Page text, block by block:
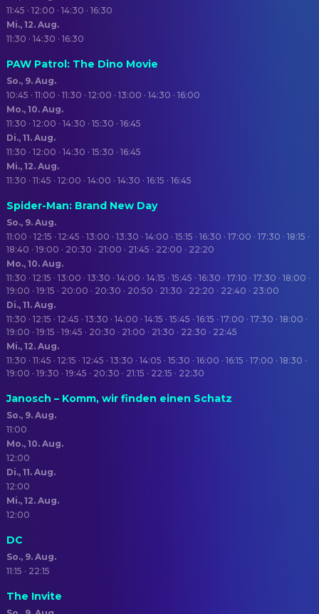
11:45 · 12:00 · 14:30 · 16:30
Mi., 12. Aug.
11:30 · 14:30 · 16:30
PAW Patrol: The Dino Movie
So., 9. Aug.
10:45 · 11:00 · 11:30 · 12:00 · 13:00 · 14:30 · 16:00
Mo., 10. Aug.
11:30 · 12:00 · 14:30 · 15:30 · 16:45
Di., 11. Aug.
11:30 · 12:00 · 14:30 · 15:30 · 16:45
Mi., 12. Aug.
11:30 · 11:45 · 12:00 · 14:00 · 14:30 · 16:15 · 16:45
Spider-Man: Brand New Day
So., 9. Aug.
11:00 · 12:15 · 12:45 · 13:00 · 13:30 · 14:00 · 15:15 · 16:30 · 17:00 · 17:30 · 18:15 ·
18:40 · 19:00 · 20:30 · 21:00 · 21:45 · 22:00 · 22:20
Mo., 10. Aug.
11:30 · 12:15 · 13:00 · 13:30 · 14:00 · 14:15 · 15:45 · 16:30 · 17:10 · 17:30 · 18:00 ·
19:00 · 19:15 · 20:00 · 20:30 · 20:50 · 21:30 · 22:20 · 22:40 · 23:00
Di., 11. Aug.
11:30 · 12:15 · 12:45 · 13:30 · 14:00 · 14:15 · 15:45 · 16:15 · 17:00 · 17:30 · 18:00 ·
19:00 · 19:15 · 19:45 · 20:30 · 21:00 · 21:30 · 22:30 · 22:45
Mi., 12. Aug.
11:30 · 11:45 · 12:15 · 12:45 · 13:30 · 14:05 · 15:30 · 16:00 · 16:15 · 17:00 · 18:30 ·
19:00 · 19:30 · 19:45 · 20:30 · 21:15 · 22:15 · 22:30
Janosch – Komm, wir finden einen Schatz
So., 9. Aug.
11:00
Mo., 10. Aug.
12:00
Di., 11. Aug.
12:00
Mi., 12. Aug.
12:00
DC
So., 9. Aug.
11:15 · 22:15
The Invite